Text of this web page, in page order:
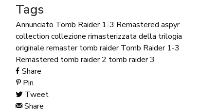
Tags
Annunciato Tomb Raider 1-3 Remastered aspyr
collection collezione rimasterizzata della trilogia
originale remaster tomb raider Tomb Raider 1-3
Remastered tomb raider 2 tomb raider 3
Share
Pin
Tweet
Share